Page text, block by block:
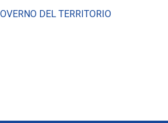
DEL TERRITORIO